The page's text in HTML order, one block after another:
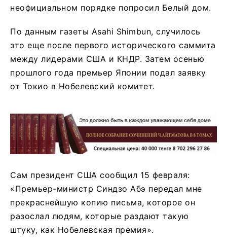
неофициальном порядке попросил Белый дом.
По данным газеты Asahi Shimbun, случилось
это еще после первого исторического саммита
между лидерами США и КНДР. Затем осенью
прошлого года премьер Японии подал заявку
от Токио в Нобелевский комитет.
Сам президент США сообщил 15 февраля:
«Премьер-министр Синдзо Абэ передал мне
прекраснейшую копию письма, которое он
разослал людям, которые раздают такую
штуку, как Нобелевская премия».